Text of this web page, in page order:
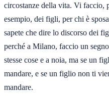
circostanze della vita. Vi faccio,
esempio, dei figli, per chi è
sapete che dire lo discorso dei
perché a Milano, faccio un
stesse cose e a noia, ma se un
mandare, e se un figlio non ti
mandare.